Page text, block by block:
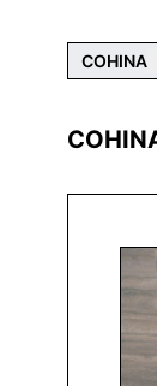
COHINA